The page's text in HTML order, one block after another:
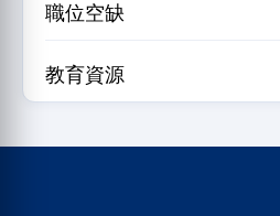
職位空缺
教育資源